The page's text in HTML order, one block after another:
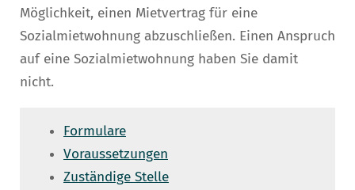
Möglichkeit, einen Mietvertrag für eine
Sozialmietwohnung abzuschließen. Einen Anspruch
auf eine Sozialmietwohnung haben Sie damit
nicht.
Formulare
Voraussetzungen
Zuständige Stelle